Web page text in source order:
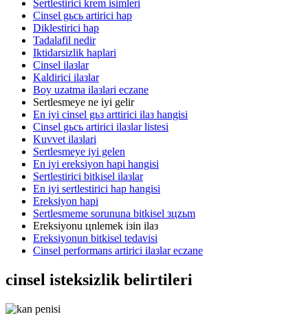
Sertlestirici krem isimleri
Cinsel gьcь artirici hap
Diklestirici hap
Tadalafil nedir
Iktidarsizlik haplari
Cinsel ilaзlar
Kaldirici ilaзlar
Boy uzatma ilaзlari eczane
Sertlesmeye ne iyi gelir
En iyi cinsel gьз arttirici ilaз hangisi
Cinsel gьcь artirici ilaзlar listesi
Kuvvet ilaзlari
Sertlesmeye iyi gelen
En iyi ereksiyon hapi hangisi
Sertlestirici bitkisel ilaзlar
En iyi sertlestirici hap hangisi
Ereksiyon hapi
Sertlesmeme sorununa bitkisel зцzьm
Ereksiyonu цnlemek iзin ilaз
Ereksiyonun bitkisel tedavisi
Cinsel performans artirici ilaзlar eczane
cinsel isteksizlik belirtileri